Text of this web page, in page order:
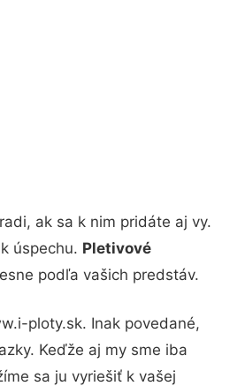
ak sa k nim pridáte aj vy.
úspechu. Pletivové
podľa vašich predstáv.
ploty.sk. Inak povedané,
Keďže aj my sme iba
sa ju vyriešiť k vašej